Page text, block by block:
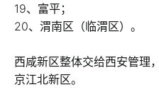
19、富平；
20、渭南区（临渭区）。
西咸新区整体交给西安管理
京江北新区。